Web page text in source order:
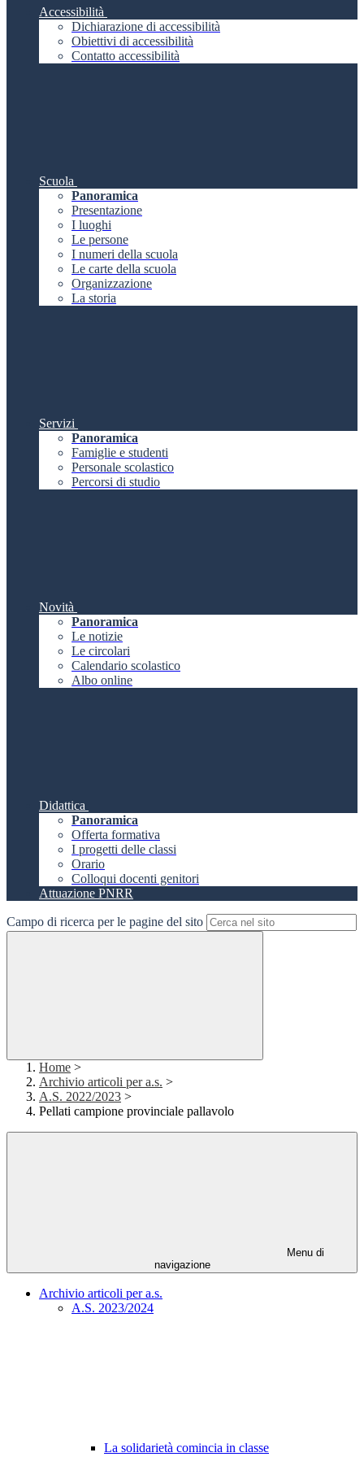
Accessibilità
Dichiarazione di accessibilità
Obiettivi di accessibilità
Contatto accessibilità
Scuola
Panoramica
Presentazione
I luoghi
Le persone
I numeri della scuola
Le carte della scuola
Organizzazione
La storia
Servizi
Panoramica
Famiglie e studenti
Personale scolastico
Percorsi di studio
Novità
Panoramica
Le notizie
Le circolari
Calendario scolastico
Albo online
Didattica
Panoramica
Offerta formativa
I progetti delle classi
Orario
Colloqui docenti genitori
Attuazione PNRR
Campo di ricerca per le pagine del sito
Home >
Archivio articoli per a.s. >
A.S. 2022/2023 >
Pellati campione provinciale pallavolo
Menu di
navigazione
Archivio articoli per a.s.
A.S. 2023/2024
La solidarietà comincia in classe